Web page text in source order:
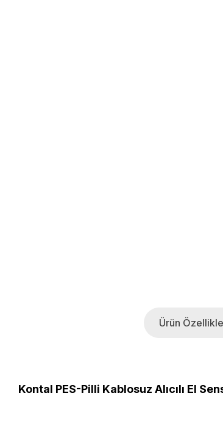
Ürün
Kontal PES-Pilli Kablosuz Alıcılı El